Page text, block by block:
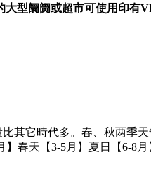
大型阛阓或超市可使用印有
其它時代多。春、秋两季
春天【3-5月】夏日【6-8月